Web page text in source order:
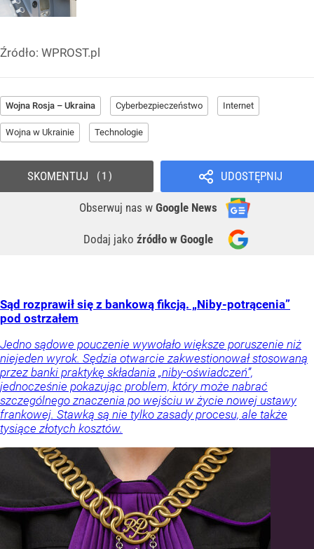
Źródło: WPROST.pl
Wojna Rosja – Ukraina Cyberbezpieczeństwo Internet
Wojna w Ukrainie Technologie
UDOSTĘPNIJ
Obserwuj nas w Google News
Dodaj jako źródło w Google
SKOMENTUJ 1
Sąd rozprawił się z bankową fikcją. „Niby-potrącenia”
pod ostrzałem
Jedno sądowe pouczenie wywołało większe poruszenie niż
niejeden wyrok. Sędzia otwarcie zakwestionował stosowaną
przez banki praktykę składania „niby-oświadczeń”,
jednocześnie pokazując problem, który może nabrać
szczególnego znaczenia po wejściu w życie nowej ustawy
frankowej. Stawką są nie tylko zasady procesu, ale także
tysiące złotych kosztów.